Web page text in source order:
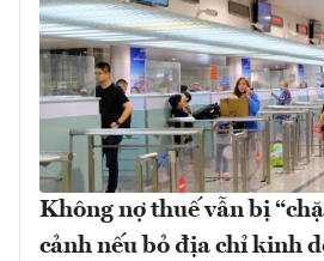
Không nợ thuế vẫn bị
cảnh nếu bỏ địa chỉ kinh